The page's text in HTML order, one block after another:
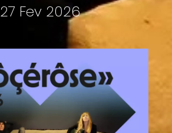
27 Fev 2026